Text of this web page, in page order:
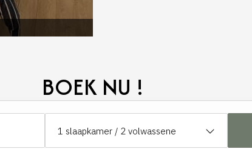
BOEK NU !
1 slaapkamer / 2 volwassene